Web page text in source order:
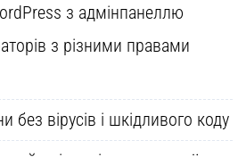
з адмінпанеллю
з різними правами
без вірусів і шкідливого коду